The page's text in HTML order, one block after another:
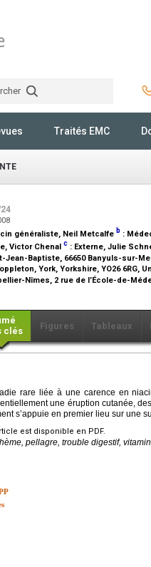
Traités EMC
généraliste, Neil Metcalfe b :
, Victor Chenal c : Externe, Julie
Jean-Baptiste, 66650 Banyuls-sur-
York, Yorkshire, YO26 6RG,
Nîmes, 2 rue de l’École-de-
clés
Figures Tableaux
rare liée à une carence en
une éruption cutanée,
s’appuie en premier lieu sur une
est disponible en PDF.
pellagre, trouble digestif,